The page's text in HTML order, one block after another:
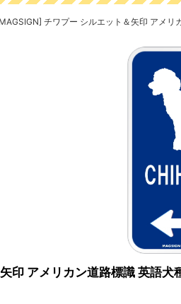
チワプー シルエット＆矢印 アメ
アメリカン道路標識 英語犬